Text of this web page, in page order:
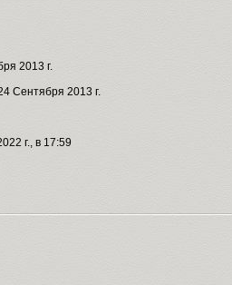
2013 г.
Сентября 2013 г.
г., в 17:59